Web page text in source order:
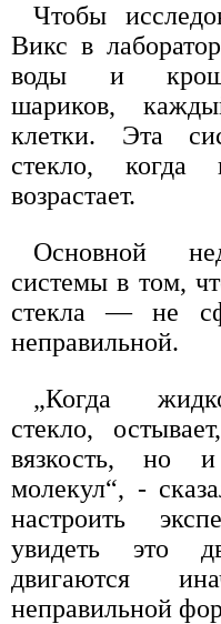
Чтобы
Викс в
воды и
шариков,
клетки. Эта
стекло, когда
возрастает.
Основной
системы в том,
стекла — не
неправильной.
„Когда
стекло,
вязкость, но
молекул“, -
настроить
увидеть это
двигаются
неправильной